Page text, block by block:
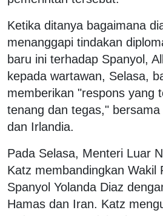
Ketika ditanya bagaimana
menanggapi tindakan
baru ini terhadap Spanyol,
kepada wartawan, Selasa,
memberikan "respons yang
tenang dan tegas,"
dan Irlandia.
Pada Selasa, Menteri Luar
Katz membandingkan Wakil
Spanyol Yolanda Diaz
Hamas dan Iran. Katz